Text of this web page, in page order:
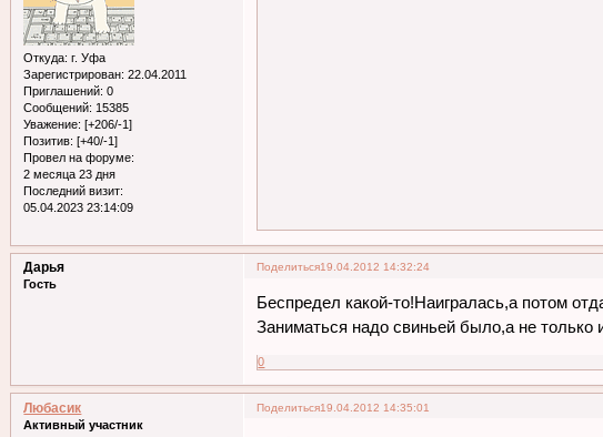
Откуда: г. Уфа
Зарегистрирован: 22.04.2011
Приглашений: 0
Сообщений: 15385
Уважение: [+206/-1]
Позитив: [+40/-1]
Провел на форуме:
2 месяца 23 дня
Последний визит:
05.04.2023 23:14:09
Поделиться19.04.2012 14:32:24
Дарья
Гость
Беспредел какой-то!Наигралась,а потом
Заниматься надо свиньей было,а не только
0
Поделиться19.04.2012 14:35:01
Любасик
Активный участник